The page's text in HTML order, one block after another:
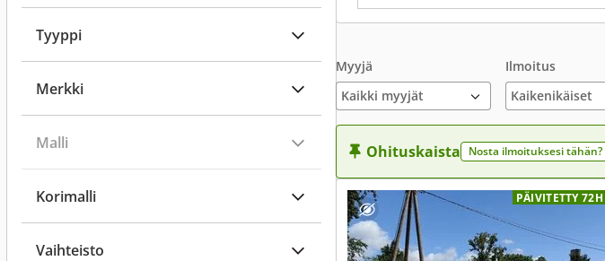
Tyyppi
Merkki
Malli
Korimalli
Vaihteisto
Myyjä
Kaikki myyjät
Ilmoitus
Ohituskaista Nosta ilmoituksesi tähän?
PÄIVITETTY 72H